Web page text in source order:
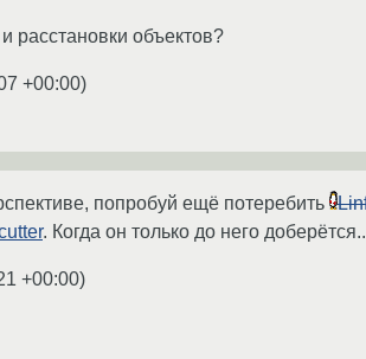
расстановки объектов?
+00:00)
попробуй ещё потеребить
. Когда он только до него
+00:00)